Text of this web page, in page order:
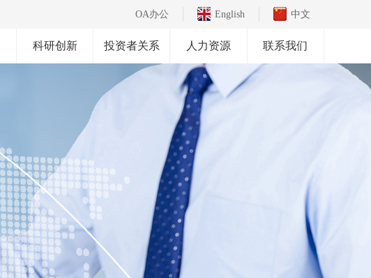
中文
English
OA办公
科研创新 投资者关系 人力资源 联系我们